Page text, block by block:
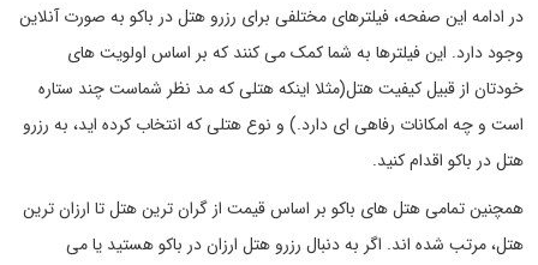
در ادامه این صفحه، فیلترهای مختلفی برای رزرو هتل در باکو به صورت آنلاین
وجود دارد. این فیلترها به شما کمک می کنند که بر اساس اولویت های
خودتان از قبیل کیفیت هتل(مثلا اینکه هتلی که مد نظر شماست چند ستاره
است و چه امکانات رفاهی ای دارد.) و نوع هتلی که انتخاب کرده اید، به رزرو
هتل در باکو اقدام کنید.
همچنین تمامی هتل های باکو بر اساس قیمت از گران ترین هتل تا ارزان ترین
هتل، مرتب شده اند. اگر به دنبال رزرو هتل ارزان در باکو هستید یا می